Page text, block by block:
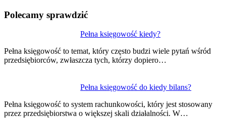
Polecamy sprawdzić
Pełna księgowość kiedy?
Pełna księgowość to temat, który często budzi wiele pytań wśród
przedsiębiorców, zwłaszcza tych, którzy dopiero…
Pełna księgowość do kiedy bilans?
Pełna księgowość to system rachunkowości, który jest stosowany
przez przedsiębiorstwa o większej skali działalności. W…
wpisu